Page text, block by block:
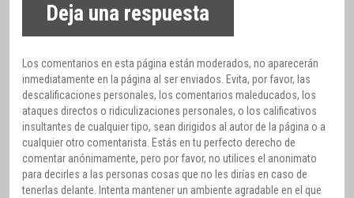
Deja una respuesta
Los comentarios en esta página están moderados, no aparecerán
inmediatamente en la página al ser enviados. Evita, por favor, las
descalificaciones personales, los comentarios maleducados, los
ataques directos o ridiculizaciones personales, o los calificativos
insultantes de cualquier tipo, sean dirigidos al autor de la página o a
cualquier otro comentarista. Estás en tu perfecto derecho de
comentar anónimamente, pero por favor, no utilices el anonimato
para decirles a las personas cosas que no les dirías en caso de
tenerlas delante. Intenta mantener un ambiente agradable en el que